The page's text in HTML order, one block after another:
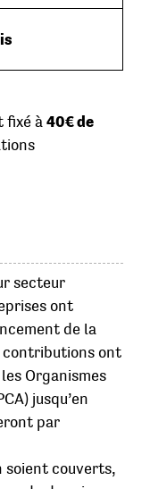
fixé à 40€ de
secteur
ont
de la
contributions ont
Organismes
jusqu’en
par
soient couverts,